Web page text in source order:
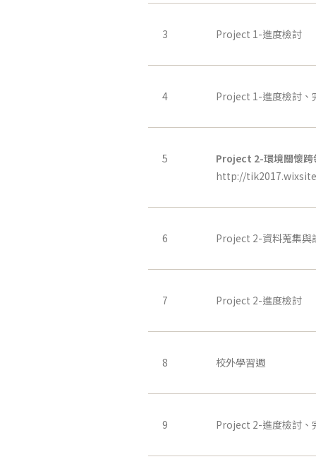
3 Project 1-進度檢討
4 Project 1-進度檢討、
5 Project 2-環境關懷
http://
6 Project 2-資料蒐集與
7 Project 2-進度檢討
8 校外學習週
9 Project 2-進度檢討、